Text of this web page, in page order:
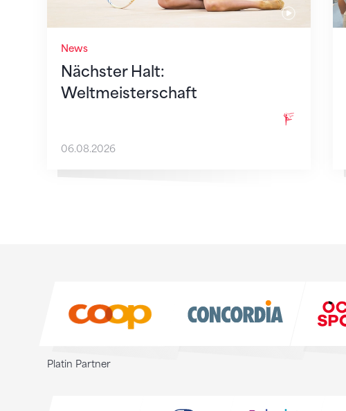
News
Nächster Halt:
Weltmeisterschaft
06.08.2026
Platin Partner